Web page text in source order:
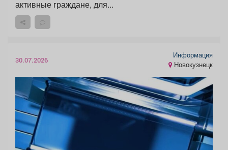
активные граждане, для...
30.07.2026
Информация
Новокузнецк